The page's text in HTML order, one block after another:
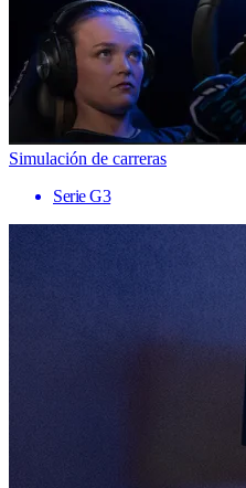
Simulación de carreras
Serie G3